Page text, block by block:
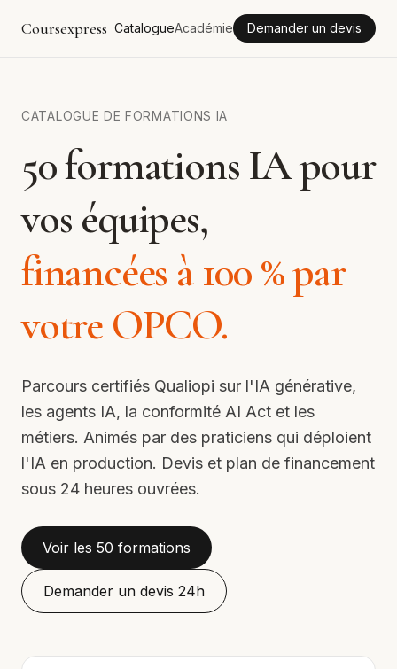
Coursexpress CatalogueAcadémie Demander un devis
CATALOGUE DE FORMATIONS IA
50 formations IA pour
vos équipes,
financées à 100 % par
votre OPCO.
Parcours certifiés Qualiopi sur l'IA générative,
les agents IA, la conformité AI Act et les
métiers. Animés par des praticiens qui déploient
l'IA en production. Devis et plan de financement
sous 24 heures ouvrées.
Voir les 50 formations
Demander un devis 24h